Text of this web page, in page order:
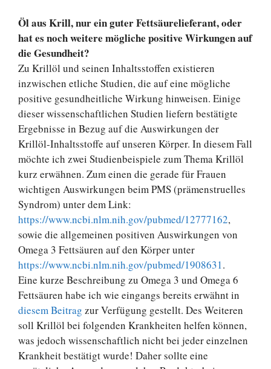
Öl aus Krill, nur ein guter Fettsäurelieferant, oder
hat es noch weitere mögliche positive Wirkungen auf
die Gesundheit?
Zu Krillöl und seinen Inhaltsstoffen existieren
inzwischen etliche Studien, die auf eine mögliche
positive gesundheitliche Wirkung hinweisen. Einige
dieser wissenschaftlichen Studien liefern bestätigte
Ergebnisse in Bezug auf die Auswirkungen der
Krillöl-Inhaltsstoffe auf unseren Körper. In diesem Fall
möchte ich zwei Studienbeispiele zum Thema Krillöl
kurz erwähnen. Zum einen die gerade für Frauen
wichtigen Auswirkungen beim PMS (prämenstruelles
Syndrom) unter dem Link:
https://www.ncbi.nlm.nih.gov/pubmed/12777162,
sowie die allgemeinen positiven Auswirkungen von
Omega 3 Fettsäuren auf den Körper unter
https://www.ncbi.nlm.nih.gov/pubmed/1908631.
Eine kurze Beschreibung zu Omega 3 und Omega 6
Fettsäuren habe ich wie eingangs bereits erwähnt in
diesem Beitrag zur Verfügung gestellt. Des Weiteren
soll Krillöl bei folgenden Krankheiten helfen können,
was jedoch wissenschaftlich nicht bei jeder einzelnen
Krankheit bestätigt wurde! Daher sollte eine